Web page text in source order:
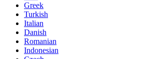
Greek
Turkish
Italian
Danish
Romanian
Indonesian